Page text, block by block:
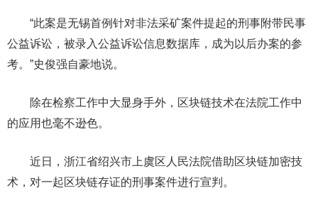
“此案是无锡首例针对非法采矿案件提起的刑事附带民事
公益诉讼，被录入公益诉讼信息数据库，成为以后办案的参
考。”史俊强自豪地说。
除在检察工作中大显身手外，区块链技术在法院工作中
的应用也毫不逊色。
近日，浙江省绍兴市上虞区人民法院借助区块链加密技
术，对一起区块链存证的刑事案件进行宣判。